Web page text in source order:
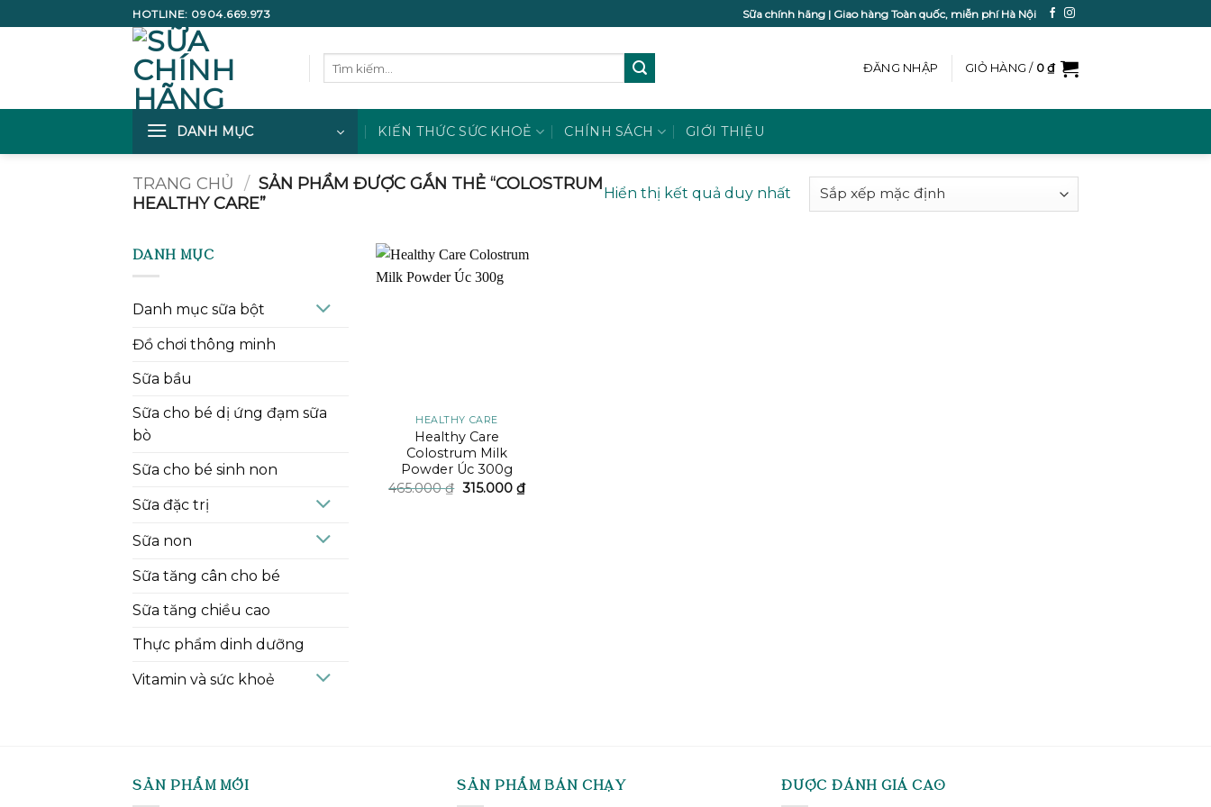
qua
HOTLINE: 0904.669.973 Sữa chính hãng | Giao hàng Toàn quốc, miễn phí Hà Nội
ĐĂNG NHẬP GIỎ HÀNG / 0₫
DANH MỤC KIẾN THỨC SỨC KHOẺ CHÍNH SÁCH GIỚI THIỆU
TRANG CHỦ / SẢN PHẨM ĐƯỢC GẮN THẺ “COLOSTRUM
HEALTHY CARE”
Hiển thị kết quả duy nhất
DANH MỤC
Danh mục sữa bột
Đồ chơi thông minh
Sữa bầu
Sữa cho bé dị ứng đạm sữa
bò
Sữa cho bé sinh non
Sữa đặc trị
Sữa non
Sữa tăng cân cho bé
Sữa tăng chiều cao
Thực phẩm dinh dưỡng
Vitamin và sức khoẻ
HEALTHY CARE
Healthy Care
Colostrum Milk
Powder Úc 300g
465.000₫ Giá
315.000 ₫Giá
hiện
SẢN PHẨM MỚI SẢN PHẨM BÁN CHẠY ĐƯỢC ĐÁNH GIÁ CAO